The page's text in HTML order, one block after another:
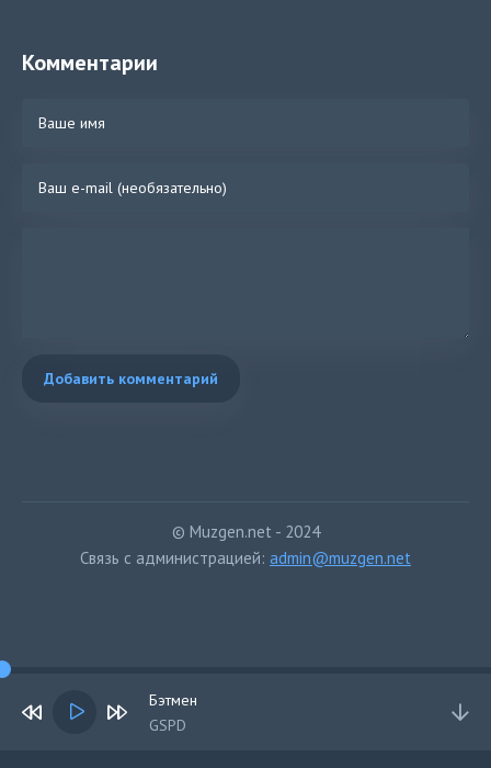
Комментарии
Добавить комментарий
© Muzgen.net - 2024
Связь с администрацией: admin@muzgen.net
Бэтмен
GSPD